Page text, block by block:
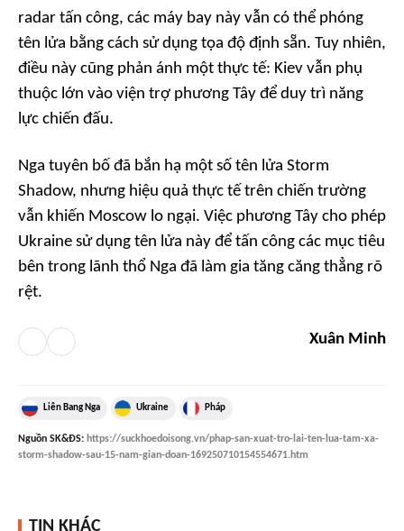
radar tấn công, các máy bay này vẫn có thể phóng
tên lửa bằng cách sử dụng tọa độ định sẵn. Tuy nhiên,
điều này cũng phản ánh một thực tế: Kiev vẫn phụ
thuộc lớn vào viện trợ phương Tây để duy trì năng
lực chiến đấu.
Nga tuyên bố đã bắn hạ một số tên lửa Storm
Shadow, nhưng hiệu quả thực tế trên chiến trường
vẫn khiến Moscow lo ngại. Việc phương Tây cho phép
Ukraine sử dụng tên lửa này để tấn công các mục tiêu
bên trong lãnh thổ Nga đã làm gia tăng căng thẳng rõ
rệt.
Xuân Minh
Liên Bang Nga Ukraine Pháp
Nguồn SK&ĐS: https://suckhoedoisong.vn/phap-san-xuat-tro-lai-ten-lua-tam-xa-
storm-shadow-sau-15-nam-gian-doan-169250710154554671.htm
TIN KHÁC